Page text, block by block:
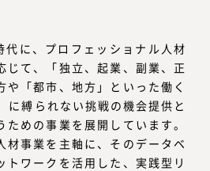
に、プロフェッショナル人材
じて、「独立、起業、副業、正
や「都市、地方」といった働く
に縛られない挑戦の機会提供と
めの事業を展開しています。
材事業を主軸に、そのデータベ
トワークを活用した、実践型リ